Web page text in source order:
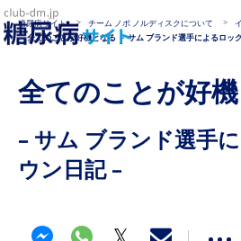
糖尿病サイト チーム ノボ ノルディスクについて
全てのことが好機となる － サム ブランド選手によるロッ
全てのことが好
– サム ブランド選手
ウン日記 –